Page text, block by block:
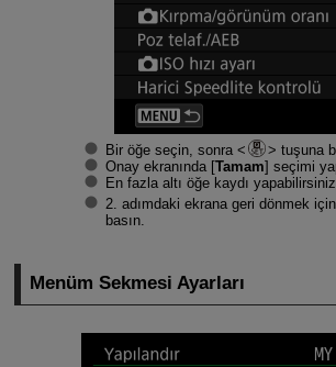
Bir öğe seçin, sonra
tuşuna
Onay ekranında [Tamam] seçimi
En fazla altı öğe kaydı
2. adımdaki ekrana geri dönmek için
basın.
Menüm Sekmesi Ayarları